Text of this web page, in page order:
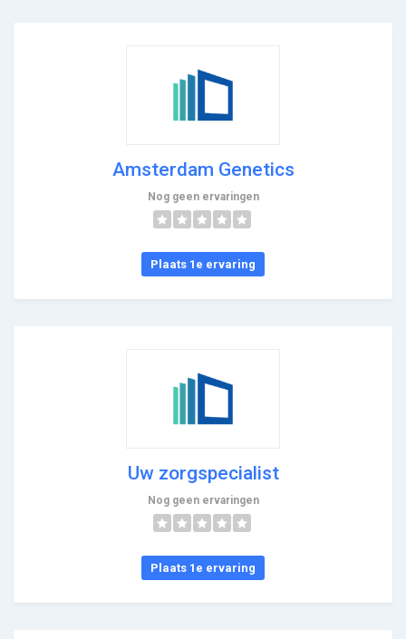
Amsterdam Genetics
Nog geen ervaringen
Plaats 1e ervaring
Uw zorgspecialist
Nog geen ervaringen
Plaats 1e ervaring